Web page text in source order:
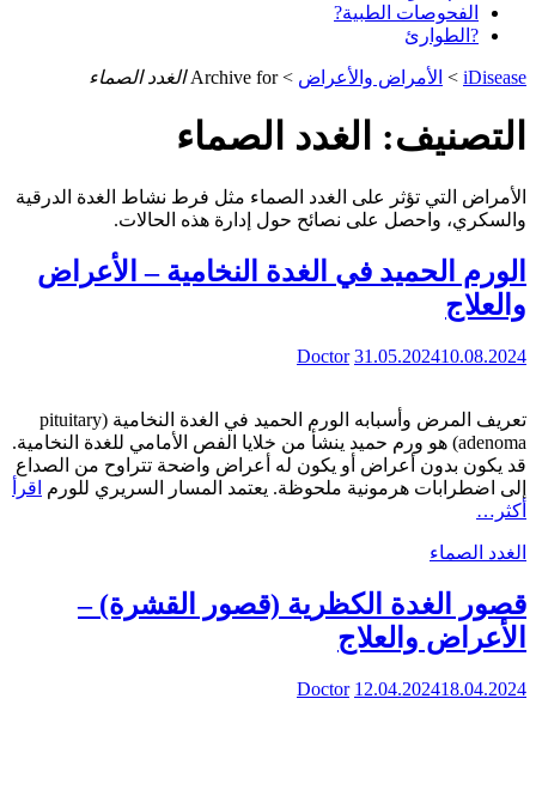
الفحوصات الطبية?
?الطوارئ
iDisease
> الأمراض والأعراض >
Archive for الغدد الصماء
التصنيف: الغدد الصماء
الأمراض التي تؤثر على الغدد الصماء مثل فرط نشاط الغدة الدرقية
والسكري، واحصل على نصائح حول إدارة هذه الحالات.
الورم الحميد في الغدة النخامية – الأعراض
والعلاج
31.05.202410.08.2024
Doctor
تعريف المرض وأسبابه الورم الحميد في الغدة النخامية (pituitary
adenoma) هو ورم حميد ينشأ من خلايا الفص الأمامي للغدة النخامية.
قد يكون بدون أعراض أو يكون له أعراض واضحة تتراوح من الصداع
إلى اضطرابات هرمونية ملحوظة. يعتمد المسار السريري للورم اقرأ
أكثر…
الغدد الصماء
قصور الغدة الكظرية (قصور القشرة) –
الأعراض والعلاج
12.04.202418.04.2024
Doctor